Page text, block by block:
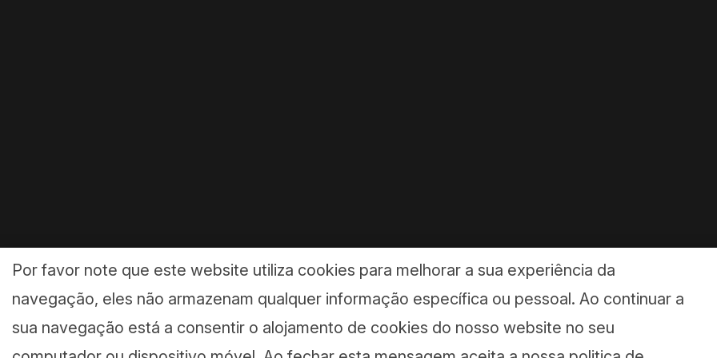
Por favor note que este website utiliza cookies para melhorar a sua experiência da
navegação, eles não armazenam qualquer informação específica ou pessoal. Ao continuar a
sua navegação está a consentir o alojamento de cookies do nosso website no seu